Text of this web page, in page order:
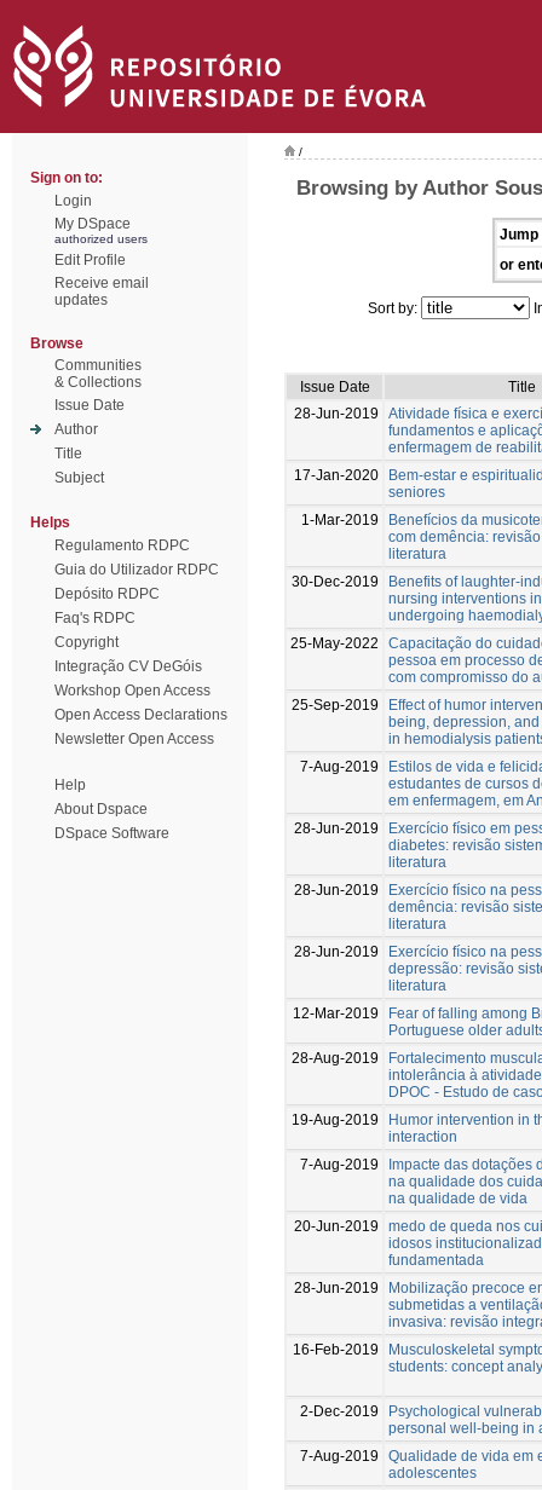
Sign on to:
Login
My DSpace
authorized users
Edit Profile
Receive email
updates
Browse
Communities
& Collections
Issue Date
Author
Title
Subject
Helps
Regulamento RDPC
Guia do Utilizador RDPC
Depósito RDPC
Faq's RDPC
Copyright
Integração CV DeGóis
Workshop Open Access
Open Access Declarations
Newsletter Open Access
Help
About Dspace
DSpace Software
/
Browsing by Author
Jump
or
Sort by:
Issue Date
Title
28-Jun-2019
Atividade física e
fundamentos e
enfermagem de
17-Jan-2020
Bem-estar e
seniores
1-Mar-2019
Benefícios da
com demência:
literatura
30-Dec-2019
Benefits of laughter-
nursing interventions
undergoing
25-May-2022
Capacitação do
pessoa em processo
com compromisso do
25-Sep-2019
Effect of humor
being, depression,
in hemodialysis
7-Aug-2019
Estilos de vida e
estudantes de cursos
em enfermagem, em
28-Jun-2019
Exercício físico em
diabetes: revisão
literatura
28-Jun-2019
Exercício físico na
demência: revisão
literatura
28-Jun-2019
Exercício físico na
depressão: revisão
literatura
12-Mar-2019
Fear of falling among
Portuguese older
28-Aug-2019
Fortalecimento
intolerância à
DPOC - Estudo de
19-Aug-2019
Humor intervention in
interaction
7-Aug-2019
Impacte das dotações
na qualidade dos
na qualidade de vida
20-Jun-2019
medo de queda nos
idosos
fundamentada
28-Jun-2019
Mobilização precoce
submetidas a
invasiva: revisão
16-Feb-2019
Musculoskeletal
students: concept
2-Dec-2019
Psychological
personal well-being in
7-Aug-2019
Qualidade de vida em
adolescentes